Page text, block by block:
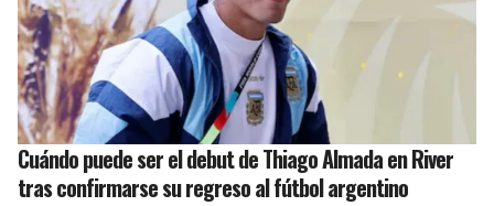
Cuándo puede ser el debut de Thiago Almada en River
tras confirmarse su regreso al fútbol argentino